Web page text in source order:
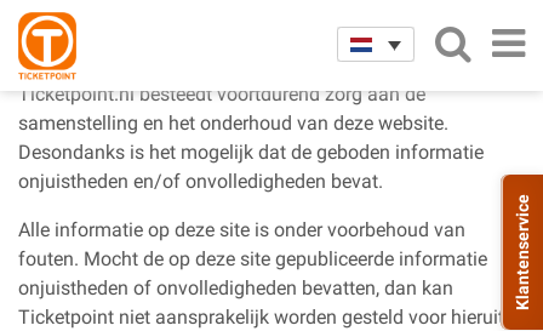
Disclaimer
Ticketpoint.nl besteedt voortdurend zorg aan de
samenstelling en het onderhoud van deze website.
Desondanks is het mogelijk dat de geboden informatie
onjuistheden en/of onvolledigheden bevat.
Alle informatie op deze site is onder voorbehoud van
fouten. Mocht de op deze site gepubliceerde informatie
onjuistheden of onvolledigheden bevatten, dan kan
Ticketpoint niet aansprakelijk worden gesteld voor hieruit
Klantenservice